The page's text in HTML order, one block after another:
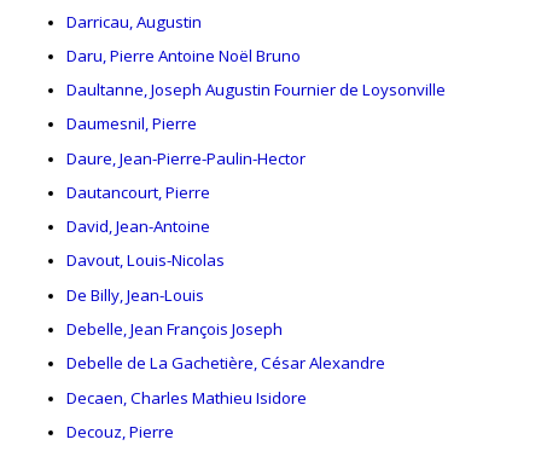
Darricau, Augustin
Daru, Pierre Antoine Noël Bruno
Daultanne, Joseph Augustin Fournier de Loysonville
Daumesnil, Pierre
Daure, Jean-Pierre-Paulin-Hector
Dautancourt, Pierre
David, Jean-Antoine
Davout, Louis-Nicolas
De Billy, Jean-Louis
Debelle, Jean François Joseph
Debelle de La Gachetière, César Alexandre
Decaen, Charles Mathieu Isidore
Decouz, Pierre